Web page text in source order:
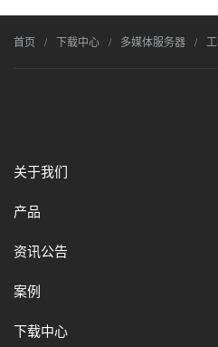
首页 下载中心 多媒体服务器
关于我们
产品
资讯公告
案例
下载中心